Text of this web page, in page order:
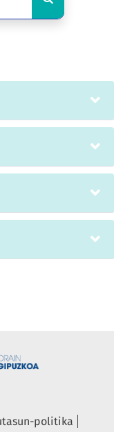
politika